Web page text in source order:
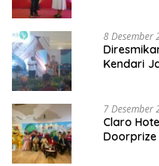
8 Desember
Kendari
7 Desember
Claro
Doorprize